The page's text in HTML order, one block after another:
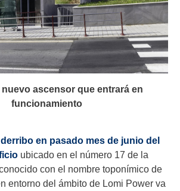
nuevo ascensor que entrará en
funcionamiento
derribo en pasado mes de junio del
ubicado en el número 17 de la
con el nombre toponímico de
entorno del ámbito de Lomi Power va